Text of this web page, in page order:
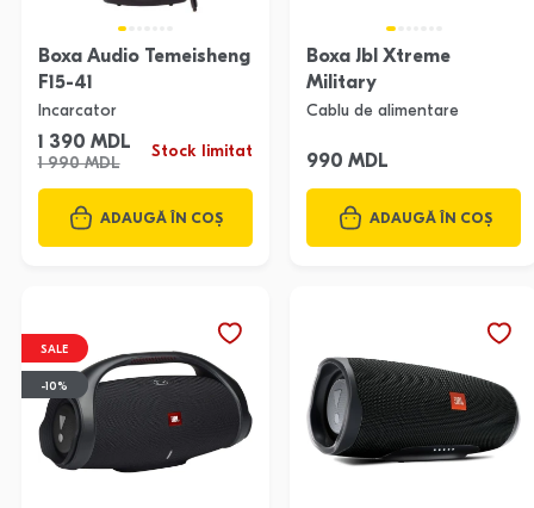
Boxa Audio Temeisheng
F15-41
Incarcator
1 390 MDL
1 990 MDL
Stock limitat
ADAUGĂ ÎN COȘ
Boxa Jbl Xtreme
Military
Cablu de alimentare
990 MDL
ADAUGĂ ÎN COȘ
SALE
-10%